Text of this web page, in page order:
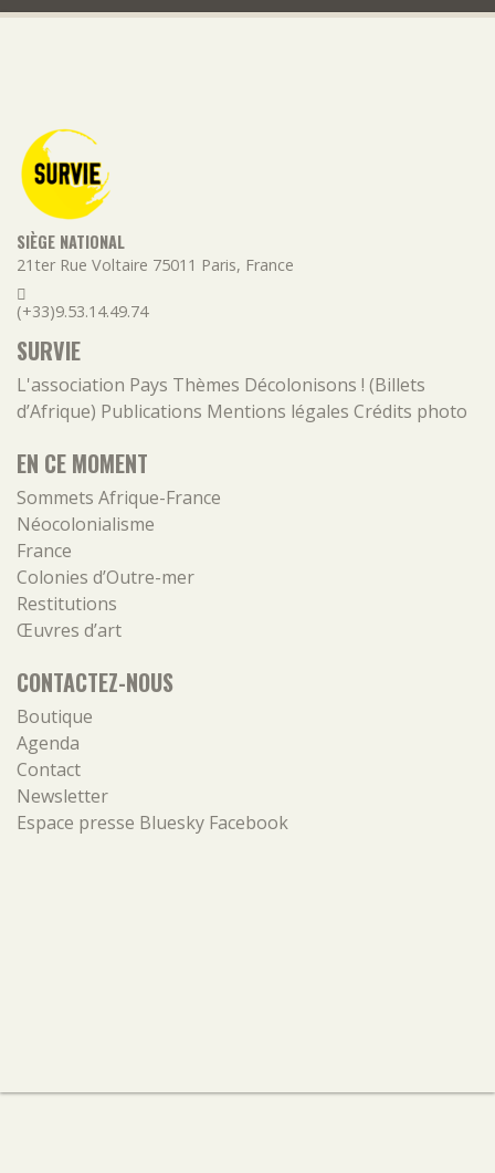
SIÈGE NATIONAL
21ter Rue Voltaire 75011 Paris, France
(+33)9.53.14.49.74
SURVIE
L'association Pays Thèmes Décolonisons ! (Billets
d’Afrique) Publications Mentions légales Crédits photo
EN CE MOMENT
Sommets Afrique-France
Néocolonialisme
France
Colonies d’Outre-mer
Restitutions
Œuvres d’art
CONTACTEZ-NOUS
Boutique
Agenda
Contact
Newsletter
Espace presse Bluesky Facebook